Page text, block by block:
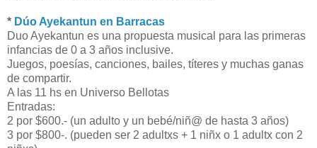
* Dúo Ayekantun en Barracas
Duo Ayekantun es una propuesta musical para las primeras
infancias de 0 a 3 años inclusive.
Juegos, poesías, canciones, bailes, títeres y muchas ganas
de compartir.
A las 11 hs en Universo Bellotas
Entradas:
2 por $600.- (un adulto y un bebé/niñ@ de hasta 3 años)
3 por $800-. (pueden ser 2 adultxs + 1 niñx o 1 adultx con 2